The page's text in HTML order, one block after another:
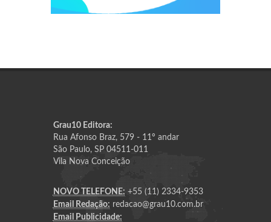
Grau10 Editora:
Rua Afonso Braz, 579 - 11º andar
São Paulo, SP 04511-011
Vila Nova Conceição
NOVO TELEFONE: +55 (11) 2334-9353
Email Redação: redacao@grau10.com.br
Email Publicidade: